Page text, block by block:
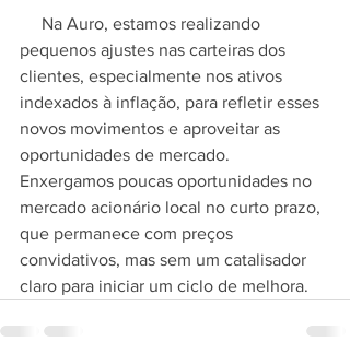
pequenos ajustes nas carteiras dos
clientes, especialmente nos ativos
indexados à inflação, para refletir esses
novos movimentos e aproveitar as
oportunidades de mercado.
Enxergamos poucas oportunidades no
mercado acionário local no curto prazo,
que permanece com preços
convidativos, mas sem um catalisador
claro para iniciar um ciclo de melhora.